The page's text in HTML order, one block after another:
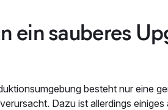
ein sauberes
besteht nur eine
Dazu ist allerdings